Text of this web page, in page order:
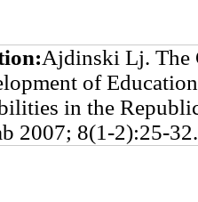
Ajdinski Lj. The
of
in the
2007; 8(1-2):25-32.